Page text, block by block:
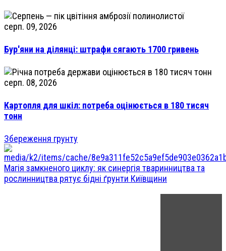
серп. 09, 2026
Бур'яни на ділянці: штрафи сягають 1700 гривень
серп. 08, 2026
Картопля для шкіл: потреба оцінюється в 180 тисяч
тонн
Збереження грунту
Магія замкненого циклу: як синергія тваринництва та
рослинництва рятує бідні ґрунти Київщини